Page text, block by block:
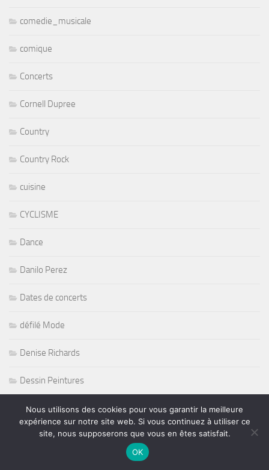
comedie_musicale
comique
Concerts
Cornell Dupree
Country
Country Rock
cuisine
CYCLISME
Dance
Danilo Perez
Dates de concerts
défilé Mode
Denise Richards
Dessin Peintures
Disco
Dixiefrog Records
Nous utilisons des cookies pour vous garantir la meilleure
expérience sur notre site web. Si vous continuez à utiliser ce
site, nous supposerons que vous en êtes satisfait.
OK